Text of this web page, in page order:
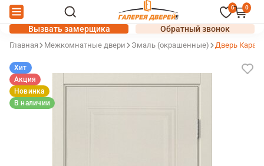
0 0
Вызвать замерщика Обратный звонок
Главная Межкомнатные двери Эмаль (окрашенные) Дверь Карат
Хит
Акция
Новинка
В наличии